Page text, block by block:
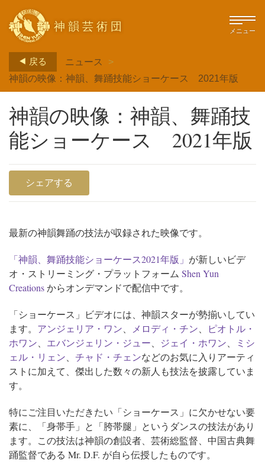
神韻芸術団 メニュー
戻る ニュース
>
神韻の映像：神韻、舞踊技能ショーケース 2021年版
神韻の映像：神韻、舞踊技
能ショーケース 2021年版
シェアする
最新の神韻舞踊の技法が収録された映像です。
「神韻、舞踊技能ショーケース2021年版」 が新しいビデ
オ・ストリーミング・プラットフォーム Shen Yun
Creationsからオンデマンドで配信中です。
「ショーケース」ビデオには、神韻スターが勢揃いしてい
ます。 アンジェリア・ワン、 メロディ・チン、
ピオトル・
ホワン、 エバンジェリン・ジュー、 ジェイ・ホワン、
ミシ
ェル・リェン、 チャド・チェンなどのお気に入りアーティ
ストに加えて、傑出した数々の新人も技法を披露していま
す。
特にご注目いただきたい「ショーケース」に欠かせない要
素に、「身帯手」と「胯帯腿」というダンスの技法があり
ます。この技法は神韻の創設者、芸術総監督、中国古典舞
踊監督である Mr. D.F. が自ら伝授したものです。